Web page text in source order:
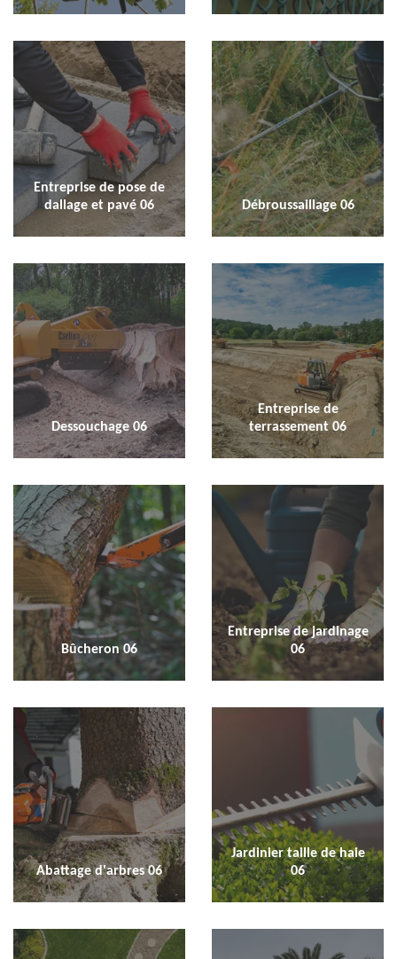
Entreprise de pose de
dallage et pavé 06
Débroussaillage 06
Dessouchage 06
Entreprise de
terrassement 06
Bûcheron 06
Entreprise de jardinage
06
Abattage d'arbres 06
Jardinier taille de haie
06